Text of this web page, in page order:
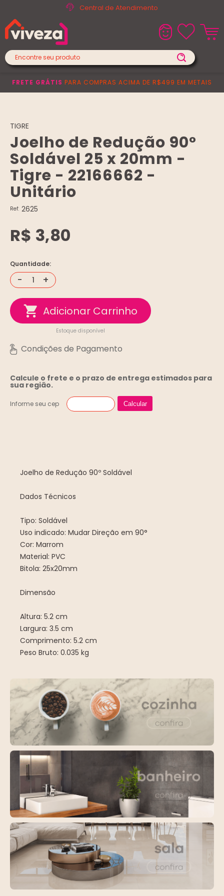
Central de Atendimento
FRETE GRÁTIS PARA COMPRAS ACIMA DE R$499 EM METAIS
TIGRE
Joelho de Redução 90°
Soldável 25 x 20mm -
Tigre - 22166662 -
Unitário
Ref: 2625
R$ 3,80
Quantidade:
- +
Estoque disponível
Calcule o frete e o prazo de entrega estimados para
sua região.
Informe seu cep Calcular
Joelho de Redução 90º Soldável
Dados Técnicos
Tipo: Soldável
Uso indicado: Mudar Direção em 90°
Cor: Marrom
Material: PVC
Bitola: 25x20mm
Dimensão
Altura: 5.2 cm
Largura: 3.5 cm
Comprimento: 5.2 cm
Peso Bruto: 0.035 kg